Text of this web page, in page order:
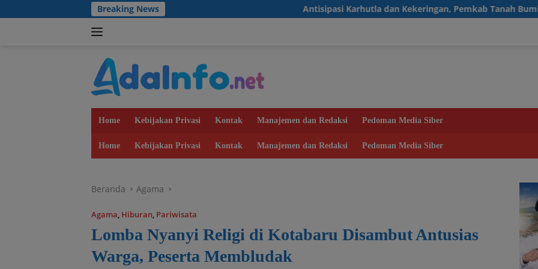
ke
Breaking News Antisipasi Karhutla dan Kekeringan, Pemkab Tanah Bumbu Aktifkan Posko
Home Kebijakan Privasi Kontak Manajemen dan Redaksi Pedoman Media Siber
Home Kebijakan Privasi Kontak Manajemen dan Redaksi Pedoman Media Siber
Beranda Agama
Agama, Hiburan, Pariwisata
Lomba Nyanyi Religi di Kotabaru Disambut Antusias
Warga, Peserta Membludak